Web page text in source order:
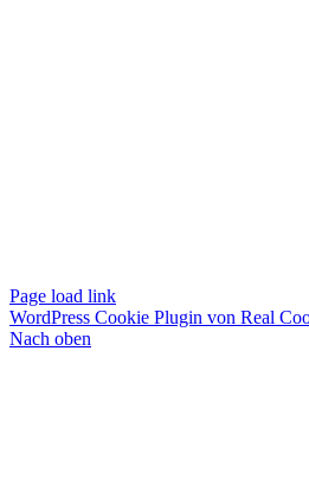
Page load link
WordPress Cookie Plugin von Real
Nach oben